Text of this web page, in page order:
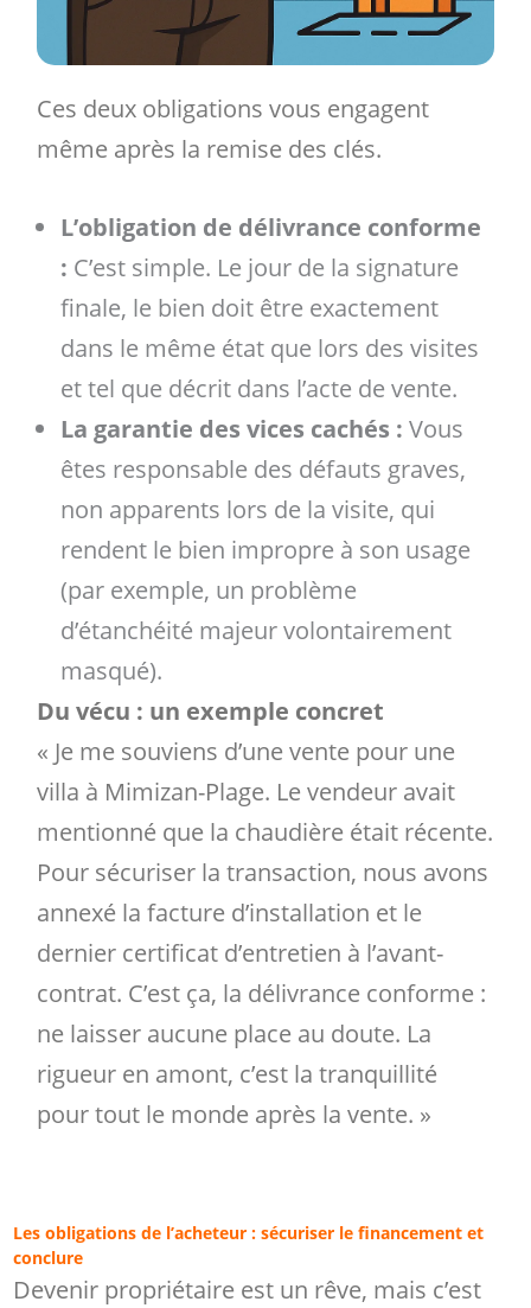
Ces deux obligations vous engagent
même après la remise des clés.
L’obligation de délivrance conforme
: C’est simple. Le jour de la signature
finale, le bien doit être exactement
dans le même état que lors des visites
et tel que décrit dans l’acte de vente.
La garantie des vices cachés : Vous
êtes responsable des défauts graves,
non apparents lors de la visite, qui
rendent le bien impropre à son usage
(par exemple, un problème
d’étanchéité majeur volontairement
masqué).
Du vécu : un exemple concret
« Je me souviens d’une vente pour une
villa à Mimizan-Plage. Le vendeur avait
mentionné que la chaudière était récente.
Pour sécuriser la transaction, nous avons
annexé la facture d’installation et le
dernier certificat d’entretien à l’avant-
contrat. C’est ça, la délivrance conforme :
ne laisser aucune place au doute. La
rigueur en amont, c’est la tranquillité
pour tout le monde après la vente. »
Les obligations de l’acheteur : sécuriser le financement et
conclure
Devenir propriétaire est un rêve, mais c’est